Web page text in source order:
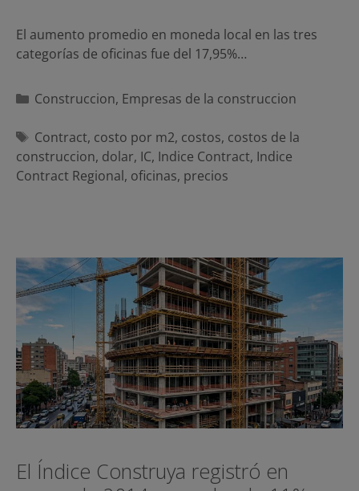
El aumento promedio en moneda local en las tres
categorías de oficinas fue del 17,95%…
Categorías
Construccion, Empresas de la construccion
Etiquetas
Contract, costo por m2, costos, costos de la
construccion, dolar, IC, Indice Contract, Indice
Contract Regional, oficinas, precios
El Índice Construya registró en